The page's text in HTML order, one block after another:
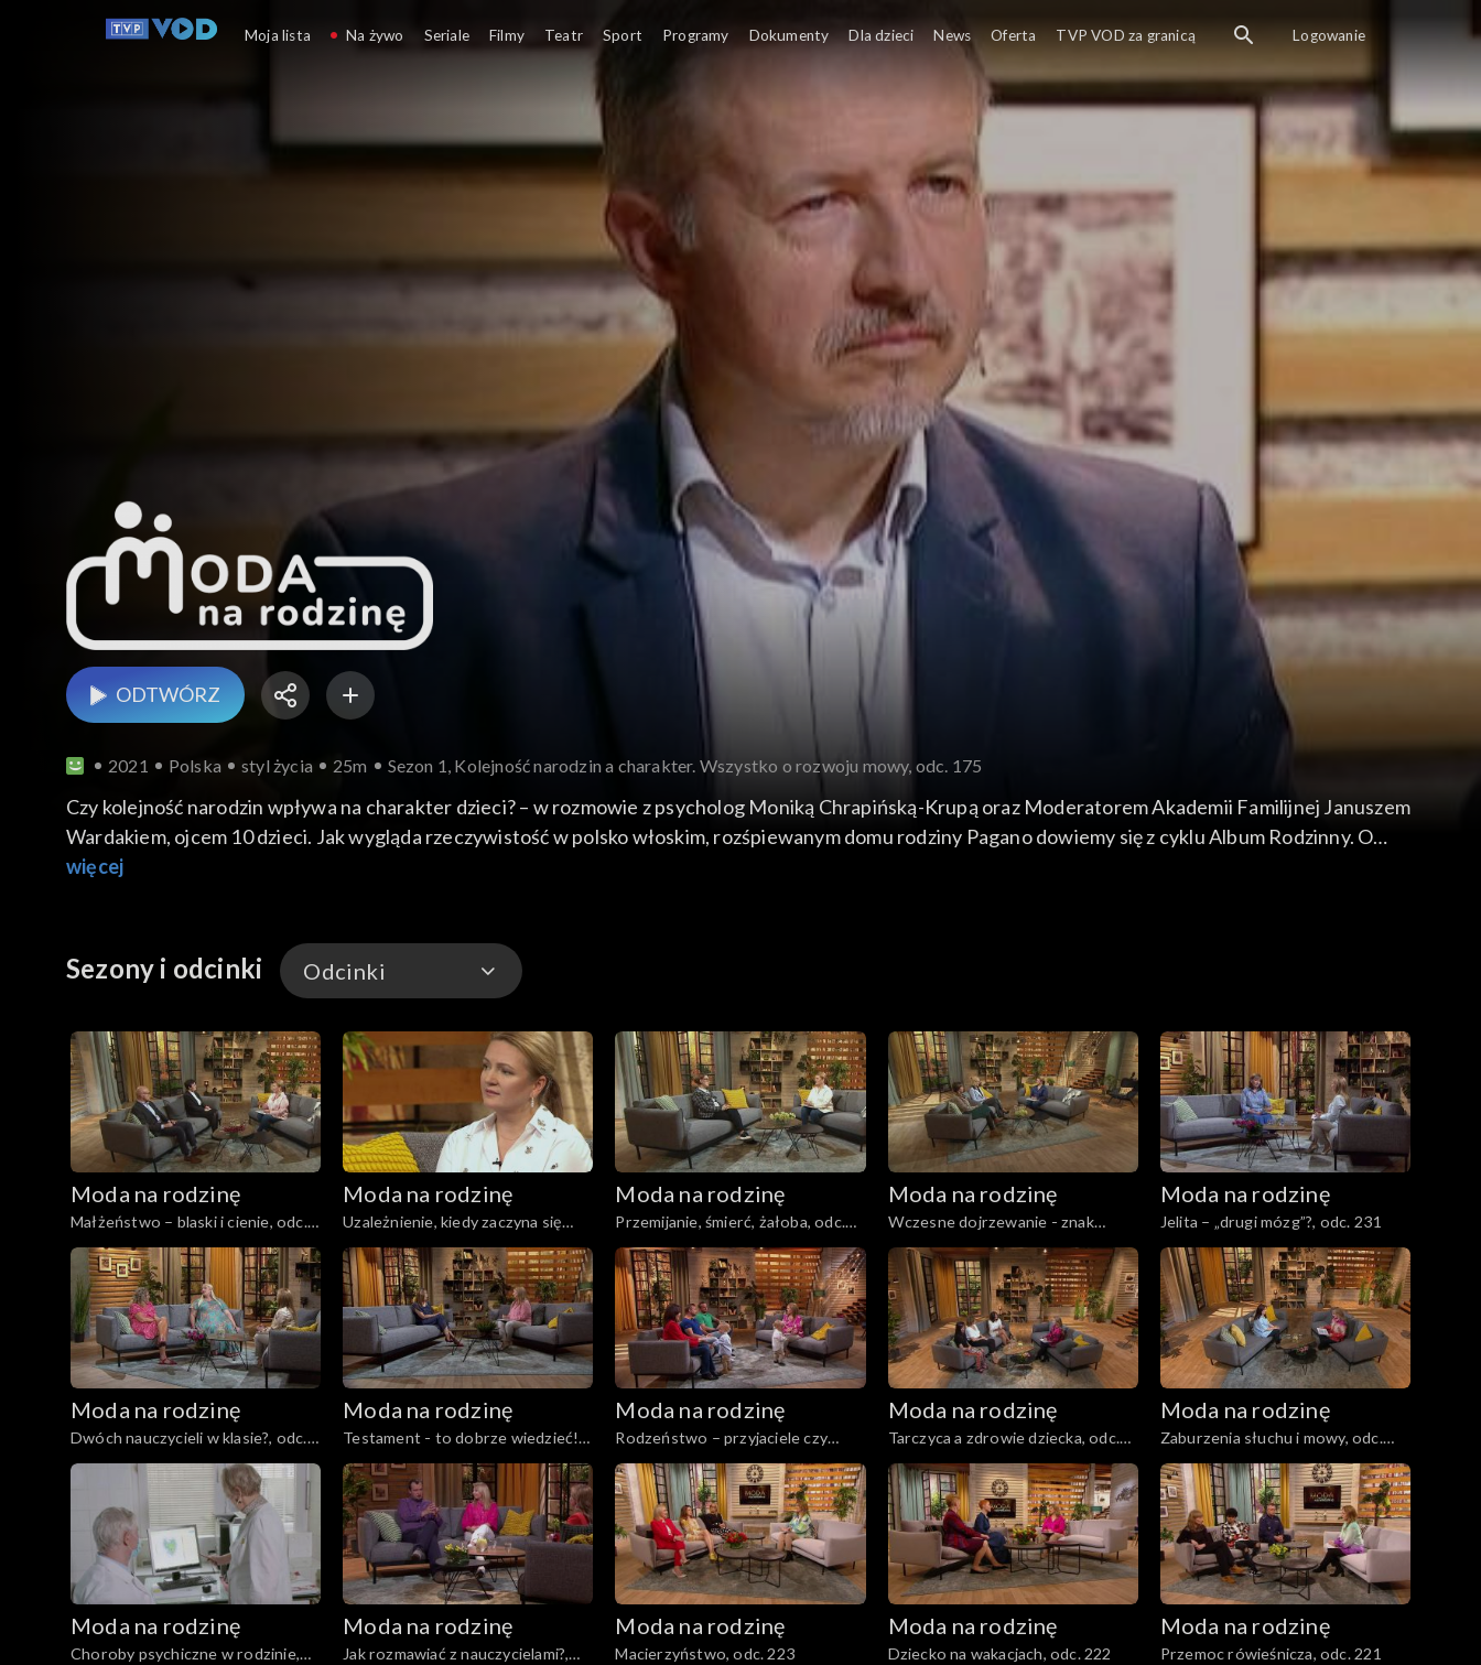
ODTWÓRZ
2021 Polska styl życia 25m Sezon 1, Kolejność narodzin a charakter. Wszystko o rozwoju mowy, odc. 175
Czy kolejność narodzin wpływa na charakter dzieci? – w rozmowie z psycholog Moniką Chrapińską-Krupą oraz Moderatorem Akademii Familijnej Januszem
Wardakiem, ojcem 10 dzieci. Jak wygląda rzeczywistość w polsko włoskim, rozśpiewanym domu rodziny Pagano dowiemy się z cyklu Album Rodzinny. O
zaletach ziołolecznictwa i przygotowywania leczniczych herbat przekona nas zielarka, terapeutka dr Karolina Julia Siemek.
więcej
Sezony i odcinki Odcinki
Odcinki
Moda na rodzinę
Małżeństwo – blaski i cienie, odc.
235
Moda na rodzinę
Uzależnienie, kiedy zaczyna się
problem?, odc. 234
Moda na rodzinę
Przemijanie, śmierć, żałoba, odc.
233
Moda na rodzinę
Wczesne dojrzewanie - znak
czasów?, odc. 232
Moda na rodzinę
Jelita – „drugi mózg”?, odc. 231
Moda na rodzinę
Dwóch nauczycieli w klasie?, odc.
230
Moda na rodzinę
Testament - to dobrze wiedzieć!,
odc. 229
Moda na rodzinę
Rodzeństwo – przyjaciele czy
wrogowie?, odc. 228
Moda na rodzinę
Tarczyca a zdrowie dziecka, odc.
227
Moda na rodzinę
Zaburzenia słuchu i mowy, odc.
226
Moda na rodzinę
Choroby psychiczne w rodzinie,
Moda na rodzinę
Jak rozmawiać z nauczycielami?,
Moda na rodzinę
Macierzyństwo, odc. 223
Moda na rodzinę
Dziecko na wakacjach, odc. 222
Moda na rodzinę
Przemoc rówieśnicza, odc. 221
Moja lista Na żywo Seriale Filmy Teatr Sport Programy Dokumenty Dla dzieci News Oferta TVP VOD za granicą Logowanie